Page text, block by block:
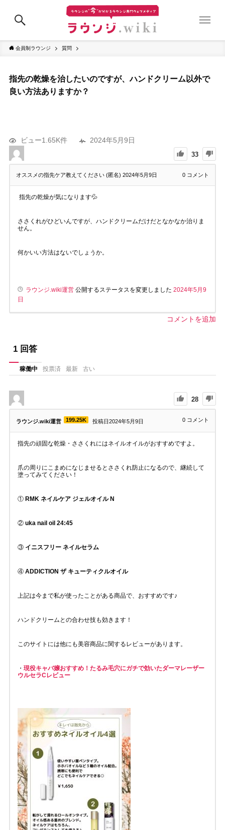
会員制ラウンジ 質問
指先の乾燥を治したいのですが、ハンドクリーム以外で
良い方法ありますか？
ビュー1.65K件 2024年5月9日
33
オススメの指先ケア教えてください (匿名) 2024年5月9日 0 コメント
指先の乾燥が気になります💦
ささくれがひどいんですが、ハンドクリームだけだとなかなか治りま
せん。
何かいい方法はないでしょうか。
ラウンジ.wiki運営公開するステータスを変更しました 2024年5月9
日
コメントを追加
1 回答
稼働中 投票済 最新 古い
28
ラウンジ.wiki運営 199.25K 投稿日2024年5月9日 0 コメント
指先の頑固な乾燥・ささくれにはネイルオイルがおすすめですよ。
爪の周りにこまめになじませるとささくれ防止になるので、継続して
塗ってみてください！
①RMK ネイルケア ジェルオイル N
②uka nail oil 24:45
③イニスフリー ネイルセラム
④ADDICTION ザ キューティクルオイル
上記は今まで私が使ったことがある商品で、おすすめです♪
ハンドクリームとの合わせ技も効きます！
このサイトには他にも美容商品に関するレビューがあります。
・ 現役キャバ嬢おすすめ！たるみ毛穴にガチで効いたダーマレーザー
ウルセラCレビュー